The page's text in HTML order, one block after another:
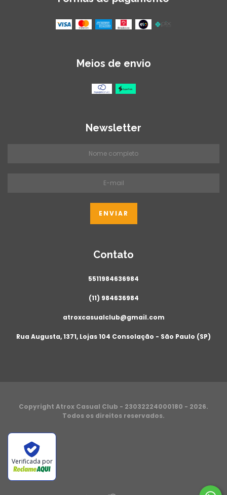
Meios de envio
Newsletter
Contato
5511984636984
(11) 984636984
atroxcasualclub@gmail.com
Rua Augusta, 1371, Lojas 104 Consolação - São Paulo (SP)
Copyright Atrox Casual Club - 23032224000180 - 2026.
Todos os direitos reservados.
Verificada por